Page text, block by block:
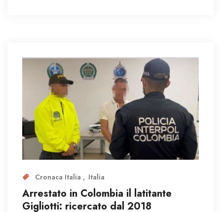
Cronaca Italia Italia
Arrestato in Colombia il latitante
Gigliotti: ricercato dal 2018